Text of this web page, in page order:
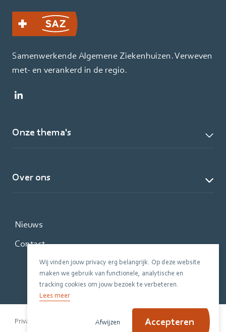
Wij vinden jouw privacy erg belangrijk. Op deze website
maken we gebruik van functionele, analytische en
tracking cookies om jouw bezoek te verbeteren.
Lees meer
Afwijzen Accepteren
Samenwerkende Algemene Ziekenhuizen. Verweven
met- en verankerd in de regio.
Onze thema's
Over ons
Nieuws
Contact
Privacy Policy
Cookiebeleid